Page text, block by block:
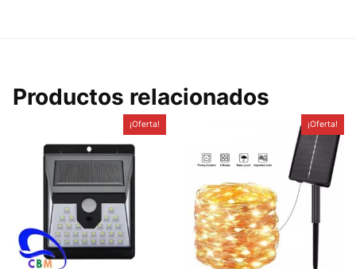
Productos relacionados
¡Oferta! ¡Oferta!